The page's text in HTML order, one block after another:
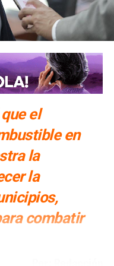
el
en
la
la
combatir